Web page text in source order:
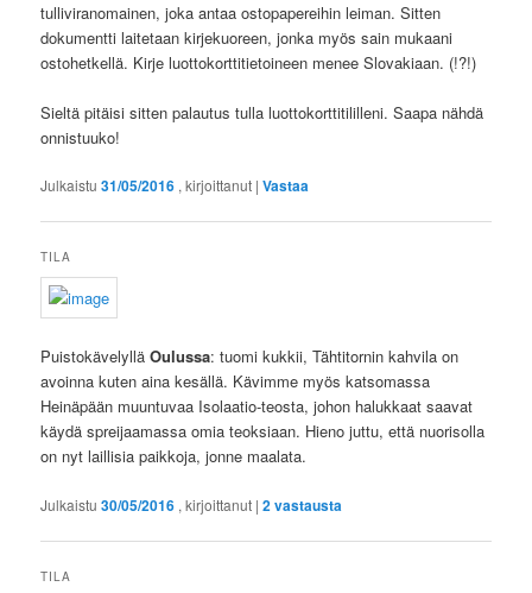
tulliviranomainen, joka antaa ostopapereihin leiman. Sitten
dokumentti laitetaan kirjekuoreen, jonka myös sain mukaani
ostohetkellä. Kirje luottokorttitietoineen menee Slovakiaan. (!?!)
Sieltä pitäisi sitten palautus tulla luottokorttitililleni. Saapa nähdä
onnistuuko!
Julkaistu31/05/2016 , kirjoittanut |Vastaa
TILA
PuistokävelylläOulussa: tuomi kukkii, Tähtitornin kahvila on
avoinna kuten aina kesällä. Kävimme myös katsomassa
Heinäpään muuntuvaa Isolaatio-teosta, johon halukkaat saavat
käydä spreijaamassa omia teoksiaan. Hieno juttu, että nuorisolla
on nyt laillisia paikkoja, jonne maalata.
Julkaistu30/05/2016 , kirjoittanut |2vastausta
TILA